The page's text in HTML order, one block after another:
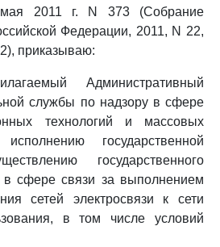
2011 г. N 373 (Собрание
Федерации, 2011, N 22,
приказываю:
Административный
службы по надзору в сфере
технологий и массовых
государственной
государственного
в сфере связи за выполнением
сетей электросвязи к сети
в том числе условий